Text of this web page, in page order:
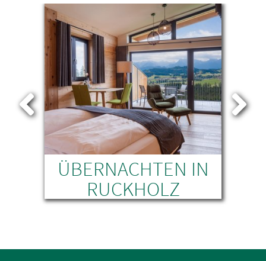
ÜBERNACHTEN IN
RUCKHOLZ
Ruckholz? Dann schau doch gleich